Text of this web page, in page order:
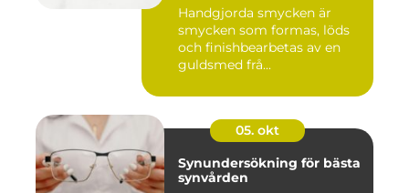
Handgjorda smycken är
smycken som formas, löds
och finishbearbetas av en
guldsmed frå...
05. okt
Synundersökning för bästa
synvården